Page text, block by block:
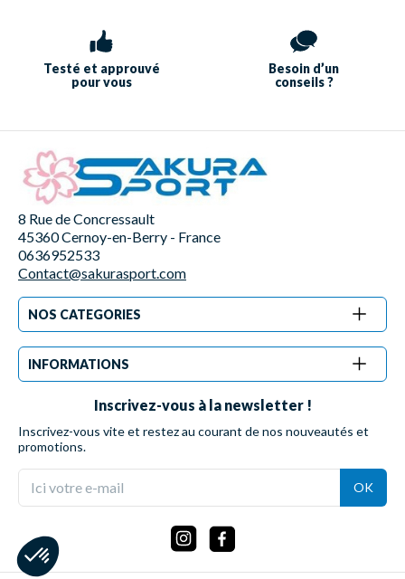
Testé et approuvé
pour vous
Besoin d’un
conseils ?
8 Rue de Concressault
45360 Cernoy-en-Berry - France
0636952533
Contact@sakurasport.com
NOS CATEGORIES
INFORMATIONS
Inscrivez-vous à la newsletter !
Inscrivez-vous vite et restez au courant de nos nouveautés et
promotions.